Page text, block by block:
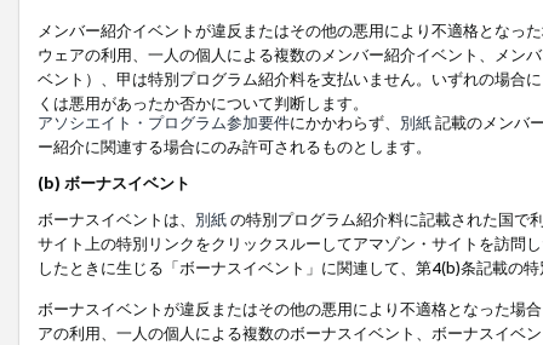
メンバー紹介イベントが違反またはその他の悪用により不適格となっ
ウェアの利用、一人の個人による複数のメンバー紹介イベント、メン
ベント）、甲は特別プログラム紹介料を支払いません。いずれの場合
くは悪用があったか否かについて判断します。
アソシエイト・プログラム参加要件にかかわらず、 別紙記載のメンバ
ー紹介に関連する場合にのみ許可されるものとします。
(b) ボーナスイベント
ボーナスイベントは、 別紙の特別プログラム紹介料に記載された国で
サイト上の特別リンクをクリックスルーしてアマゾン・サイトを訪問
したときに生じる「ボーナスイベント」に関連して、第4(b)条記載の
ボーナスイベントが違反またはその他の悪用により不適格となった場
アの利用、一人の個人による複数のボーナスイベント、ボーナスイベ